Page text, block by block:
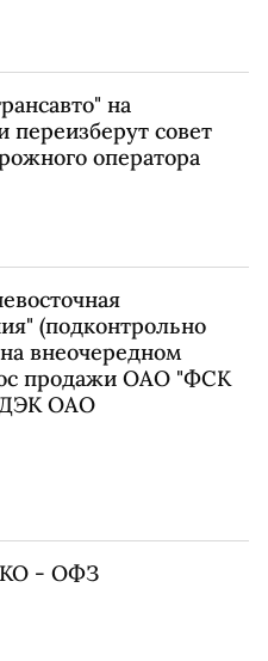
на
переизберут совет
оператора
(подконтрольно
внеочередном
продажи ОАО "ФСК
ДЭК ОАО
- ОФЗ